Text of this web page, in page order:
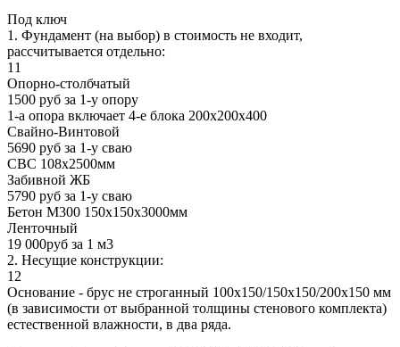
Под ключ
1. Фундамент (на выбор) в стоимость не входит,
рассчитывается отдельно:
11
Опорно-столбчатый
1500 руб за 1-у опору
1-а опора включает 4-е блока 200х200х400
Свайно-Винтовой
5690 руб за 1-у сваю
СВС 108х2500мм
Забивной ЖБ
5790 руб за 1-у сваю
Бетон М300 150х150х3000мм
Ленточный
19 000руб за 1 м3
2. Несущие конструкции:
12
Основание - брус не строганный 100х150/150х150/200х150 мм
(в зависимости от выбранной толщины стенового комплекта)
естественной влажности, в два ряда.